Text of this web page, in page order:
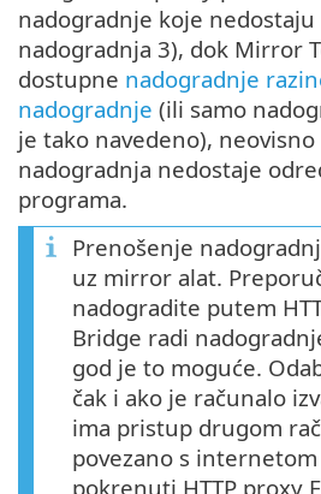
nadogradnje koje
nadogradnja 3), dok Mirror
dostupne nadogradnje
nadogradnje (ili samo
je tako navedeno),
nadogradnja nedostaje
programa.
Prenošenje
uz mirror alat.
nadogradite putem
Bridge radi
god je to moguće.
čak i ako je računalo
ima pristup drugom
povezano s
pokrenuti HTTP proxy